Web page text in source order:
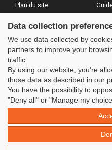
Plan du site
Mentions légales
Administration
Data collection
We use data collected by
partners to improve your
traffic.
By using our website, you're
those data as described in our
You have the possibility to
"Deny all" or "Manage my